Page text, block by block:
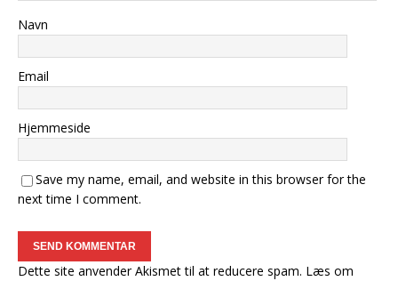
Navn
Email
Hjemmeside
Save my name, email, and website in this browser for the
next time I comment.
Dette site anvender Akismet til at reducere spam. Læs om